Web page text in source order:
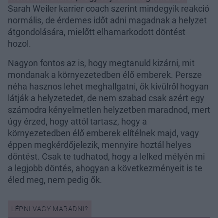
Sarah Weiler karrier coach szerint mindegyik reakció
normális, de érdemes időt adni magadnak a helyzet
átgondolására, mielőtt elhamarkodott döntést
hozol.
Nagyon fontos az is, hogy megtanuld kizárni, mit
mondanak a környezetedben élő emberek. Persze
néha hasznos lehet meghallgatni, ők kívülről hogyan
látják a helyzetedet, de nem szabad csak azért egy
számodra kényelmetlen helyzetben maradnod, mert
úgy érzed, hogy attól tartasz, hogy a
környezetedben élő emberek elítélnek majd, vagy
éppen megkérdőjelezik, mennyire hoztál helyes
döntést. Csak te tudhatod, hogy a lelked mélyén mi
a legjobb döntés, ahogyan a következményeit is te
éled meg, nem pedig ők.